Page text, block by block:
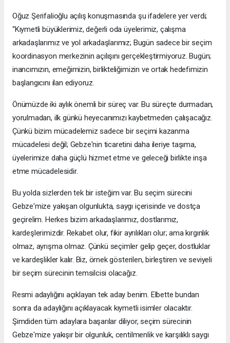
Oğuz Şerifalioğlu açılış konuşmasında şu ifadelere yer verdi;
“Kıymetli büyüklerimiz, değerli oda üyelerimiz, çalışma
arkadaşlarımız ve yol arkadaşlarımız; Bugün sadece bir seçim
koordinasyon merkezinin açılışını gerçekleştirmiyoruz. Bugün;
inancımızın, emeğimizin, birlikteliğimizin ve ortak hedefimizin
başlangıcını ilan ediyoruz.
Önümüzde iki aylık önemli bir süreç var. Bu süreçte durmadan,
yorulmadan, ilk günkü heyecanımızı kaybetmeden çalışacağız.
Çünkü bizim mücadelemiz sadece bir seçimi kazanma
mücadelesi değil; Gebze'nin ticaretini daha ileriye taşıma,
üyelerimize daha güçlü hizmet etme ve geleceği birlikte inşa
etme mücadelesidir.
Bu yolda sizlerden tek bir isteğim var. Bu seçim sürecini
Gebze'mize yakışan olgunlukta, saygı içerisinde ve dostça
geçirelim. Herkes bizim arkadaşlarımız, dostlarımız,
kardeşlerimizdir. Rekabet olur, fikir ayrılıkları olur; ama kırgınlık
olmaz, ayrışma olmaz. Çünkü seçimler gelip geçer, dostluklar
ve kardeşlikler kalır. Biz, örnek gösterilen, birleştiren ve seviyeli
bir seçim sürecinin temsilcisi olacağız.
Resmi adaylığını açıklayan tek aday benim. Elbette bundan
sonra da adaylığını açıklayacak kıymetli isimler olacaktır.
Şimdiden tüm adaylara başarılar diliyor, seçim sürecinin
Gebze'mize yakışır bir olgunluk, centilmenlik ve karşılıklı saygı